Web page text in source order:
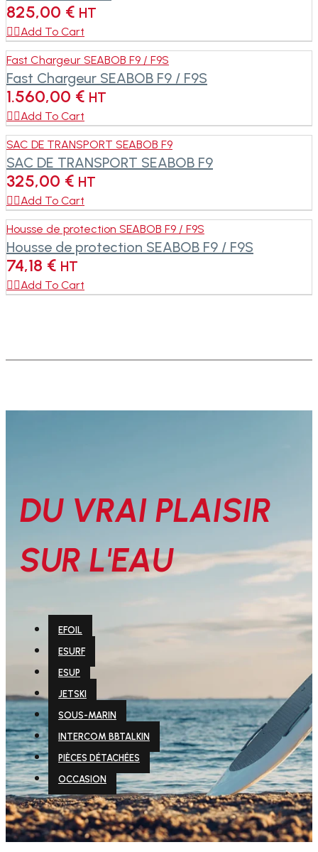
825,00 € HT
Add To Cart
Fast Chargeur SEABOB F9 / F9S
Fast Chargeur SEABOB F9 / F9S
1.560,00 € HT
Add To Cart
SAC DE TRANSPORT SEABOB F9
SAC DE TRANSPORT SEABOB F9
325,00 € HT
Add To Cart
Housse de protection SEABOB F9 / F9S
Housse de protection SEABOB F9 / F9S
74,18 € HT
Add To Cart
DU VRAI PLAISIR
SUR L'EAU
EFOIL
ESURF
ESUP
JETSKI
SOUS-MARIN
INTERCOM BBTALKIN
PIÈCES DÉTACHÉES
OCCASION